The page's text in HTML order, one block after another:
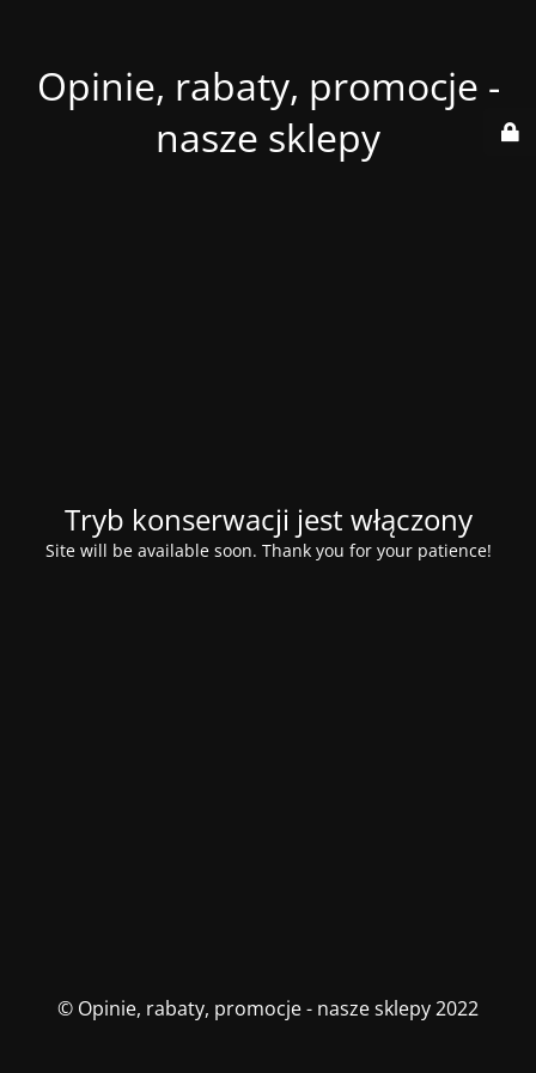
Opinie, rabaty, promocje -
nasze sklepy
Tryb konserwacji jest włączony
Site will be available soon. Thank you for your patience!
© Opinie, rabaty, promocje - nasze sklepy 2022